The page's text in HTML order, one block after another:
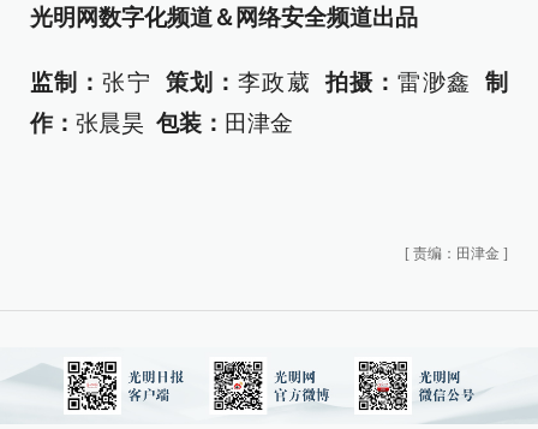
光明网数字化频道＆网络安全频道出品
监制：张宁 策划：李政葳拍摄：雷渺鑫制
作： 张晨昊 包装： 田津金
[ 责编：田津金 ]